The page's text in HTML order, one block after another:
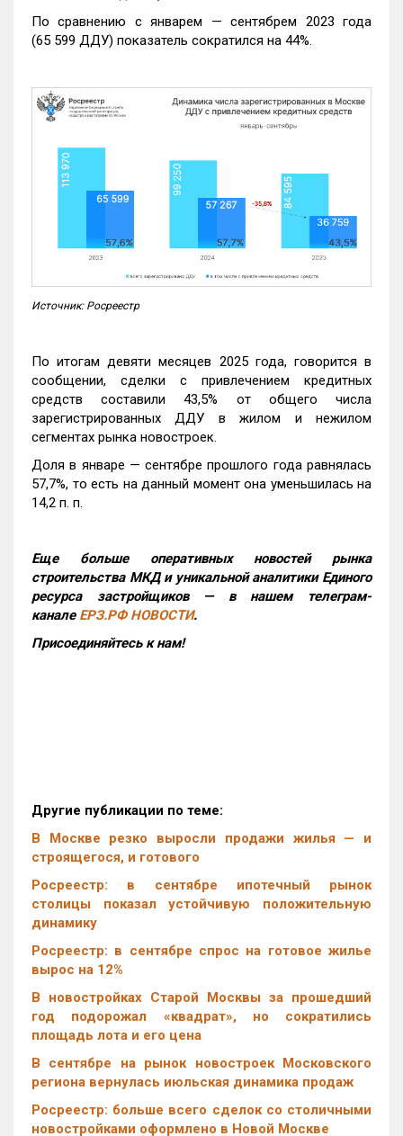
По сравнению с январем — сентябрем 2023 года
(65 599 ДДУ) показатель сократился на 44%.
Источник: Росреестр
По итогам девяти месяцев 2025 года, говорится в
сообщении, сделки с привлечением кредитных
средств составили 43,5% от общего числа
зарегистрированных ДДУ в жилом и нежилом
сегментах рынка новостроек.
Доля в январе — сентябре прошлого года равнялась
57,7%, то есть на данный момент она уменьшилась на
14,2 п. п.
Еще больше оперативных новостей рынка
строительства МКД и уникальной аналитики Единого
ресурса застройщиков — в нашем телеграм-
канале ЕРЗ.РФ НОВОСТИ.
Присоединяйтесь к нам!
Другие публикации по теме:
В Москве резко выросли продажи жилья — и
строящегося, и готового
Росреестр: в сентябре ипотечный рынок
столицы показал устойчивую положительную
динамику
Росреестр: в сентябре спрос на готовое жилье
вырос на 12%
В новостройках Старой Москвы за прошедший
год подорожал «квадрат», но сократились
площадь лота и его цена
В сентябре на рынок новостроек Московского
региона вернулась июльская динамика продаж
Росреестр: больше всего сделок со столичными
новостройками оформлено в Новой Москве